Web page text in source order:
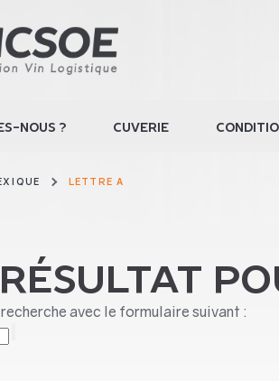
NOUS ? CUVERIE
LETTRE A
avec le formulaire suivant :